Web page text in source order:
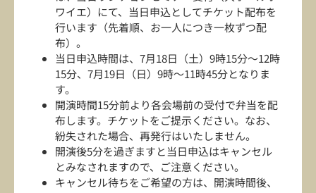
ワイエ）にて、当日申込としてチケット配布を
行います（先着順、お一人につき一枚ずつ配
布）。
当日申込時間は、7月18日（土）9時15分〜12時
15分、7月19日（日）9時〜11時45分となりま
す。
開演時間15分前より各会場前の受付で弁当を配
布します。チケットをご提示ください。なお、
紛失された場合、再発行はいたしません。
開演後5分を過ぎますと当日申込はキャンセル
とみなされますので、ご注意ください。
キャンセル待ちをご希望の方は、開演時間後、